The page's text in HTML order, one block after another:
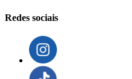
Redes sociais